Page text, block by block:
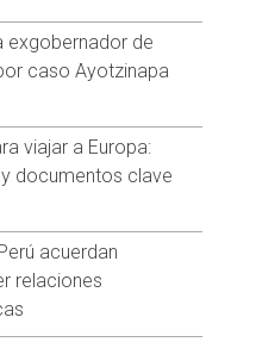
exgobernador de
caso Ayotzinapa
viajar a Europa:
documentos clave
acuerdan
relaciones